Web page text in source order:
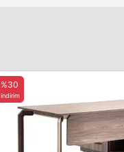
%30
indirim